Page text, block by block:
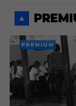
PREMI
UM